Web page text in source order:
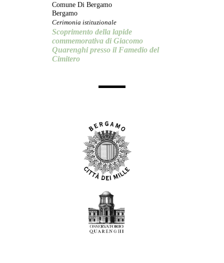
Comune Di Bergamo
Bergamo
Cerimonia istituzionale
Scoprimento della lapide
commemorativa di Giacomo
Quarenghi presso il Famedio del
Cimitero